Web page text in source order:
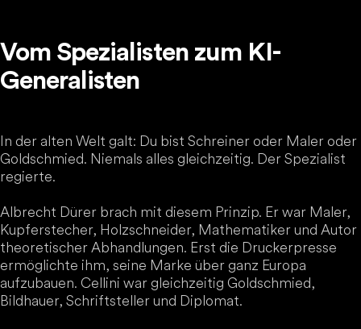
Vom Spezialisten zum KI-
Generalisten
In der alten Welt galt: Du bist Schreiner oder Maler oder
Goldschmied. Niemals alles gleichzeitig. Der Spezialist
regierte.
Albrecht Dürer brach mit diesem Prinzip. Er war Maler,
Kupferstecher, Holzschneider, Mathematiker und Autor
theoretischer Abhandlungen. Erst die Druckerpresse
ermöglichte ihm, seine Marke über ganz Europa
aufzubauen. Cellini war gleichzeitig Goldschmied,
Bildhauer, Schriftsteller und Diplomat.